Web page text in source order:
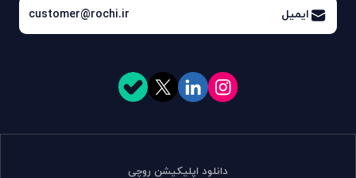
ایمیل customer@rochi.ir
دانلود اپلیکیشن روچی